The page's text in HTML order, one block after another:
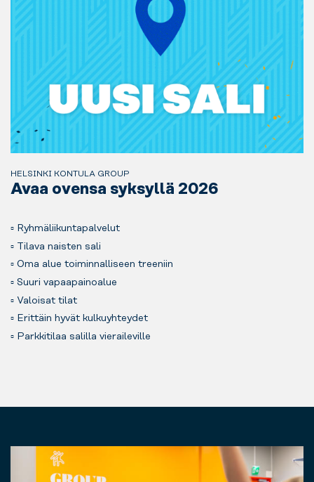
HELSINKI KONTULA GROUP
Avaa ovensa syksyllä 2026
▫️ Ryhmäliikuntapalvelut
▫️ Tilava naisten sali
▫️ Oma alue toiminnalliseen treeniin
▫️ Suuri vapaapainoalue
▫️ Valoisat tilat
▫️ Erittäin hyvät kulkuyhteydet
▫️ Parkkitilaa salilla vieraileville